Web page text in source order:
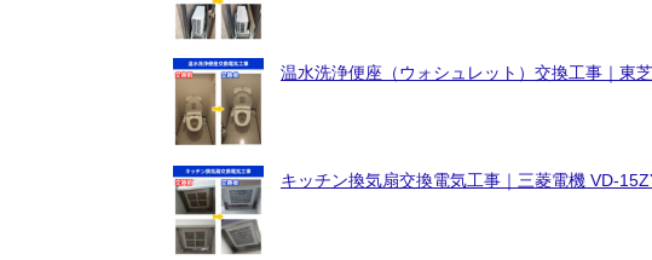
温水洗浄便座（ウォシュレット）交換工事｜東
キッチン換気扇交換電気工事｜三菱電機 VD-